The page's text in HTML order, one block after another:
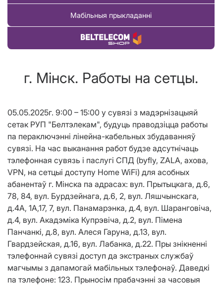
Мабільныя прыкладанні
Купіць тавар
г. Мінск. Работы на сетцы.
05.05.2025г. 9:00 – 15:00 у сувязі з мадэрнізацыяй
сетак РУП "Белтэлекам", будуць праводзіцца работы
па пераключэнні лінейна-кабельных збудаванняў
сувязі. На час выканання работ будзе адсутнічаць
тэлефонная сувязь і паслугі СПД (byfly, ZALA, ахова,
VPN, на сетцыі доступу Home WiFi) для асобных
абанентаў г. Мінска па адрасах: вул. Прытыцкага, д.6,
78, 84, вул. Бурдзейнага, д.6, 2, вул. Ляшчынскага,
д.4А, 1А,17, 7, вул. Панамарэнка, д.4, вул. Шаранговiча,
д.4, вул. Акадэмiка Купрэвiча, д.2, вул. Пiмена
Панчанкi, д.8, вул. Алеся Гаруна, д.13, вул.
Гвардзейская, д.16, вул. Лабанка, д.22. Пры знікненні
тэлефоннай сувязі доступ да экстраных службаў
магчымы з дапамогай мабільных тэлефонаў. Даведкі
па тэлефоне: 123. Прыносім прабачэнні за часовыя